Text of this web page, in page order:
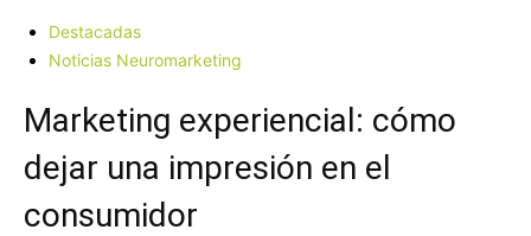
Destacadas
Noticias Neuromarketing
Marketing experiencial: cómo
dejar una impresión en el
consumidor